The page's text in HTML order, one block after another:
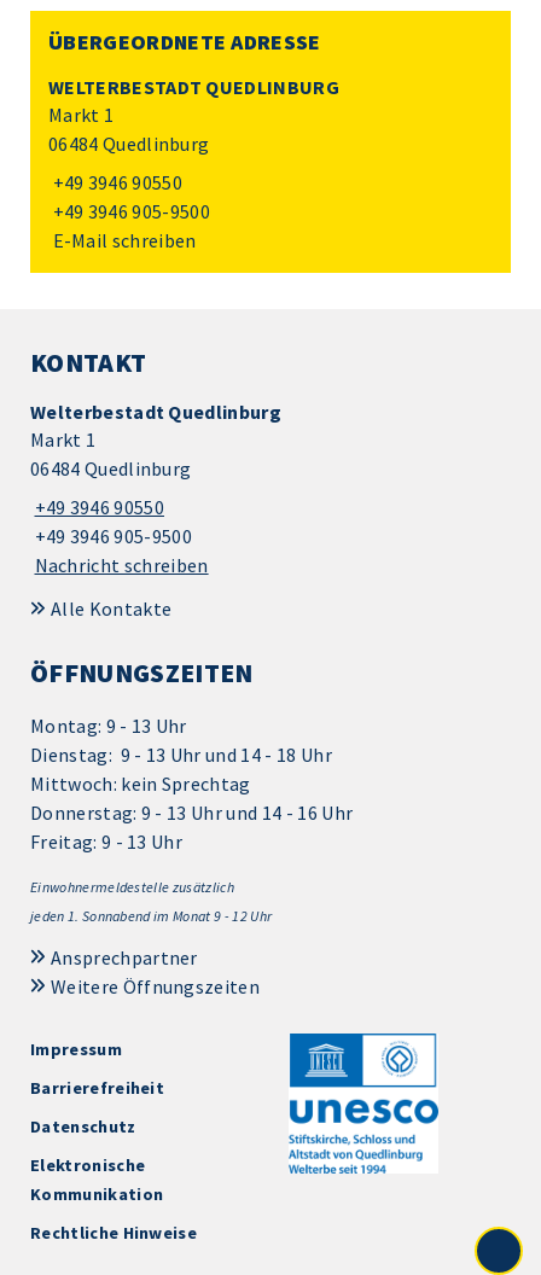
ÜBERGEORDNETE ADRESSE
WELTERBESTADT QUEDLINBURG
Markt 1
06484 Quedlinburg
+49 3946 90550
+49 3946 905-9500
E-Mail schreiben
KONTAKT
Welterbestadt Quedlinburg
Markt 1
06484 Quedlinburg
+49 3946 90550
+49 3946 905-9500
Nachricht schreiben
Alle Kontakte
ÖFFNUNGSZEITEN
Montag: 9 - 13 Uhr
Dienstag: 9 - 13 Uhr und 14 - 18 Uhr
Mittwoch: kein Sprechtag
Donnerstag: 9 - 13 Uhr und 14 - 16 Uhr
Freitag: 9 - 13 Uhr
Einwohnermeldestelle zusätzlich
jeden 1. Sonnabend im Monat 9 - 12 Uhr
Ansprechpartner
Weitere Öffnungszeiten
Impressum
Barrierefreiheit
Datenschutz
Elektronische
Kommunikation
Rechtliche Hinweise